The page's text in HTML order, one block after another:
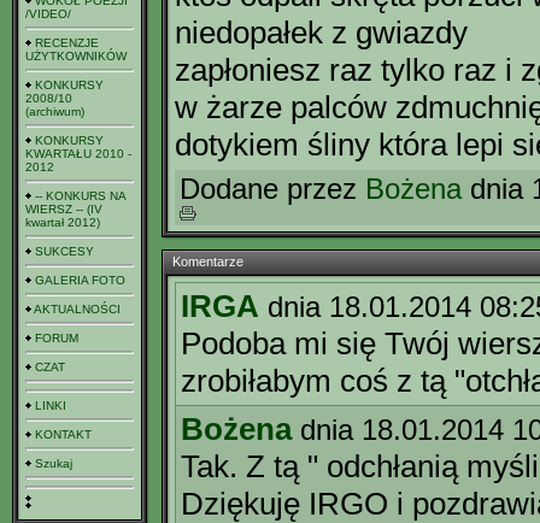
/VIDEO/
RECENZJE
UŻYTKOWNIKÓW
KONKURSY
2008/10
(archiwum)
KONKURSY
KWARTAŁU 2010 -
2012
-- KONKURS NA
WIERSZ -- (IV
kwartał 2012)
SUKCESY
GALERIA FOTO
AKTUALNOŚCI
FORUM
CZAT
LINKI
KONTAKT
Szukaj
niedopałek z gwiazdy
zapłoniesz raz tylko raz i
w żarze palców
dotykiem śliny która lepi
Dodane przez Bożenadnia
Komentarze
IRGA dnia 18.01.2014
Podoba mi się Twój
zrobiłabym coś z tą
Bożena dnia 18.01.2014
Tak. Z tą " odchłanią
Dziękuję IRGO i